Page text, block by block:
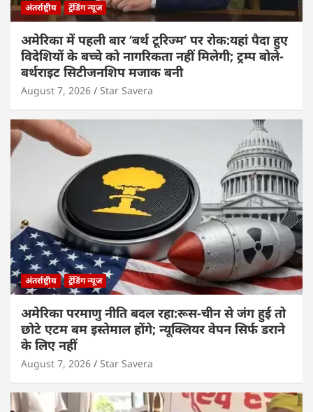
अंतर्राष्ट्रीय ट्रेंडिंग न्यूज
अमेरिका में पहली बार ‘बर्थ टूरिज्म’ पर रोक:यहां पैदा हुए
विदेशियों के बच्चे को नागरिकता नहीं मिलेगी; ट्रम्प बोले-
बर्थराइट सिटीजनशिप मजाक बनी
August 7, 2026 Star Savera
अंतर्राष्ट्रीय ट्रेंडिंग न्यूज
अमेरिका परमाणु नीति बदल रहा:रूस-चीन से जंग हुई तो
छोटे एटम बम इस्तेमाल होंगे; न्यूक्लियर वेपन सिर्फ डराने
के लिए नहीं
August 7, 2026 Star Savera